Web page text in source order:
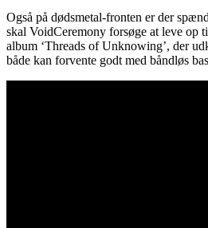
Også på dødsmetal-fronten er der
skal VoidCeremony forsøge at leve op
album ‘Threads of Unknowing’, der
både kan forvente godt med båndløs